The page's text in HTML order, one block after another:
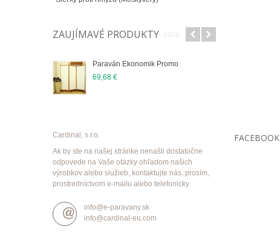
ZAUJÍMAVÉ PRODUKTY
Paraván Ekonomik Promo
69,68 €
Cardinal, s.r.o.
Ak by ste na našej stránke nenašli dostatočne
odpovede na Vaše otázky ohľadom našich
výrobkov alebo služieb, kontaktujte nás, prosím,
prostredníctvom e-mailu alebo telefonicky
info@e-paravany.sk
info@cardinal-eu.com
FACEBOOK